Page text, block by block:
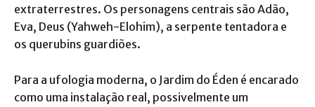
extraterrestres. Os personagens centrais são Adão,
Eva, Deus (Yahweh-Elohim), a serpente tentadora e
os querubins guardiões.
Para a ufologia moderna, o Jardim do Éden é encarado
como uma instalação real, possivelmente um